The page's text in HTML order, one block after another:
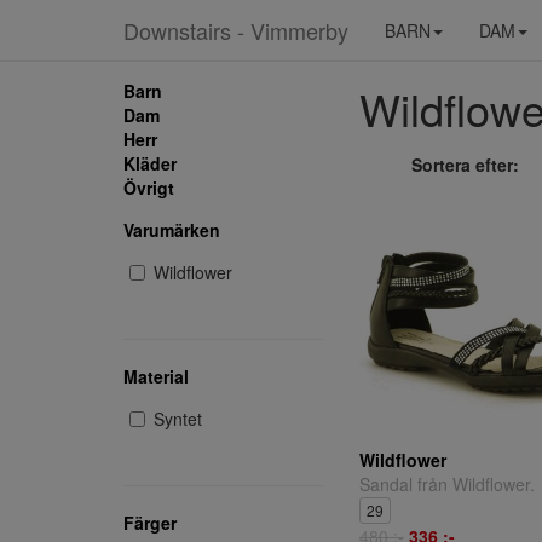
Downstairs - Vimmerby BARN DAM
Barn
Dam
Herr
Kläder
Övrigt
Varumärken
Wildflower
Material
Syntet
Färger
Sortera efter:
Wildflower
Sandal från Wildflower.
29
480 ;- 336 ;-